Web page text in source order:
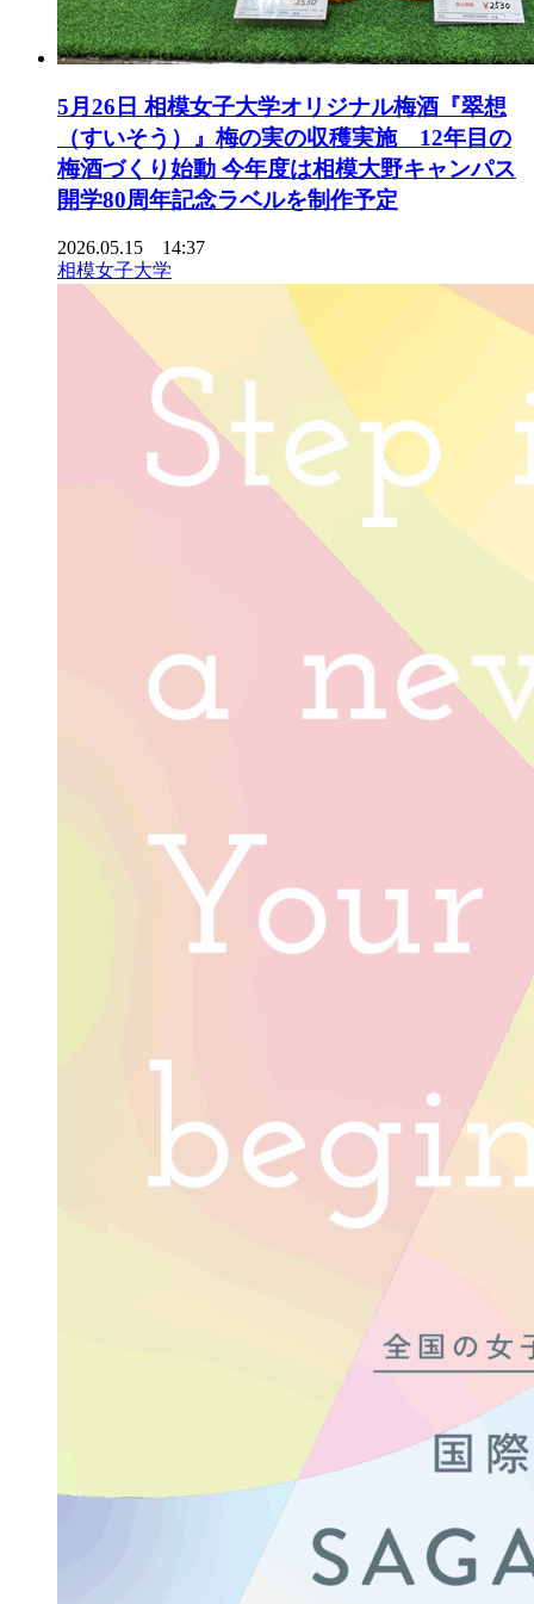
5月26日 相模女子大学オリジナル梅酒『翠想
（すいそう）』梅の実の収穫実施 12年目の
梅酒づくり始動 今年度は相模大野キャンパス
開学80周年記念ラベルを制作予定
2026.05.15 14:37
相模女子大学